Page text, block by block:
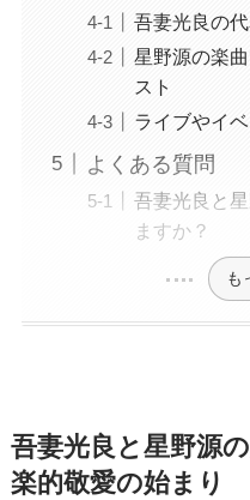
吾妻光良の
星野源の楽
スト
ライブやイ
よくある質問
吾妻光良と
ますか？
も
吾妻光良と星野源
楽的敬愛の始まり